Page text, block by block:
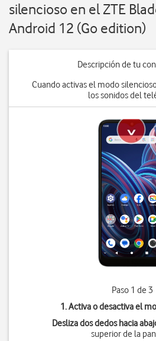
silencioso en el ZTE
Android 12 (Go edition)
Descripción de tu
Cuando activas el modo
los sonidos del
Paso 1 de 3
1. Activa o desactiva el
Desliza dos dedos hacia
superior de la